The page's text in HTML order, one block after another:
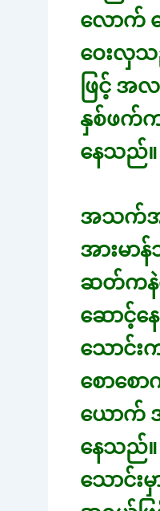
လောက် က
ဝေးလှသ
ဖြင့် အ
နှစ်ဖက်က
နေသည်။
အသက်အရွ
အားမာ
ဆတ်ကနဲတု
ဆောင့်န
သောင်း
စောစေ
ယောက်
နေသည်။
သောင်း